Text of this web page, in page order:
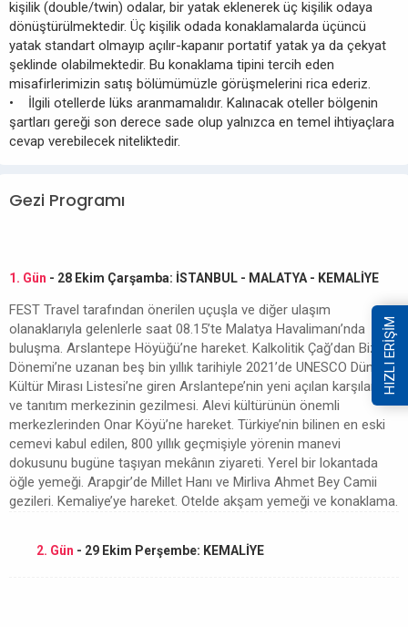
kişilik (double/twin) odalar, bir yatak eklenerek üç kişilik odaya
dönüştürülmektedir. Üç kişilik odada konaklamalarda üçüncü
yatak standart olmayıp açılır-kapanır portatif yatak ya da çekyat
şeklinde olabilmektedir. Bu konaklama tipini tercih eden
misafirlerimizin satış bölümümüzle görüşmelerini rica ederiz.
• İlgili otellerde lüks aranmamalıdır. Kalınacak oteller bölgenin
şartları gereği son derece sade olup yalnızca en temel ihtiyaçlara
cevap verebilecek niteliktedir.
Gezi Programı
1. Gün - 28 Ekim Çarşamba: İSTANBUL - MALATYA - KEMALİYE
FEST Travel tarafından önerilen uçuşla ve diğer ulaşım
olanaklarıyla gelenlerle saat 08.15’te Malatya Havalimanı’nda
buluşma. Arslantepe Höyüğü’ne hareket. Kalkolitik Çağ’dan Bizans
Dönemi’ne uzanan beş bin yıllık tarihiyle 2021’de UNESCO Dünya
Kültür Mirası Listesi’ne giren Arslantepe’nin yeni açılan karşılama
ve tanıtım merkezinin gezilmesi. Alevi kültürünün önemli
merkezlerinden Onar Köyü’ne hareket. Türkiye’nin bilinen en eski
cemevi kabul edilen, 800 yıllık geçmişiyle yörenin manevi
dokusunu bugüne taşıyan mekânın ziyareti. Yerel bir lokantada
öğle yemeği. Arapgir’de Millet Hanı ve Mirliva Ahmet Bey Camii
gezileri. Kemaliye’ye hareket. Otelde akşam yemeği ve konaklama.
2. Gün - 29 Ekim Perşembe: KEMALİYE
HIZLI ERİŞİM